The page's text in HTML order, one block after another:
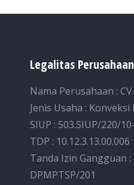
Legalitas Perusahaan
Nama Perusahaan :
Jenis Usaha :
SIUP : 503.SIUP/220/
TDP : 10.12.3.13.00.006
Tanda Izin Gangguan :
DPMPTSP/201